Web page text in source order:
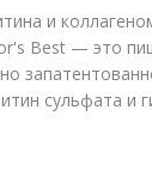
и
Best — это
сульфата и